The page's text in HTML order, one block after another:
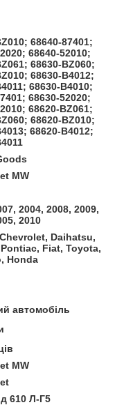
68640-87401;
68640-52010;
68630-BZ060;
68630-B4012;
68630-B4010;
68630-52020;
68620-BZ061;
68620-BZ010;
68620-B4012;
MW
2004, 2008, 2009,
2010
Daihatsu,
Fiat, Toyota,
Honda
автомобіль
MW
610 Л-Г5